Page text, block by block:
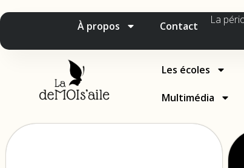
À propos Contact La
Les écoles
Multimédia